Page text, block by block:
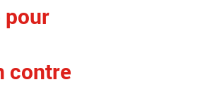
pour
contre